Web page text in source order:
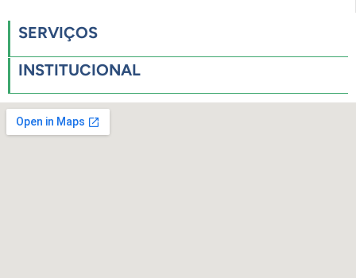
SERVIÇOS
INSTITUCIONAL